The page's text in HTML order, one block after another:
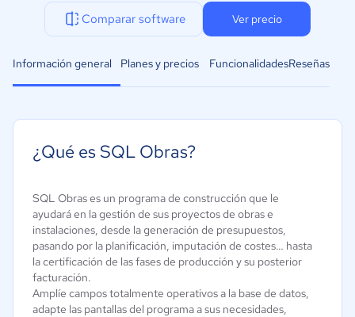
Comparar software Ver precio
Información general Planes y precios FuncionalidadesReseñas
¿Qué es SQL Obras?
SQL Obras es un programa de construcción que le
ayudará en la gestión de sus proyectos de obras e
instalaciones, desde la generación de presupuestos,
pasando por la planificación, imputación de costes… hasta
la certificación de las fases de producción y su posterior
facturación.
Amplíe campos totalmente operativos a la base de datos,
adapte las pantallas del programa a sus necesidades,